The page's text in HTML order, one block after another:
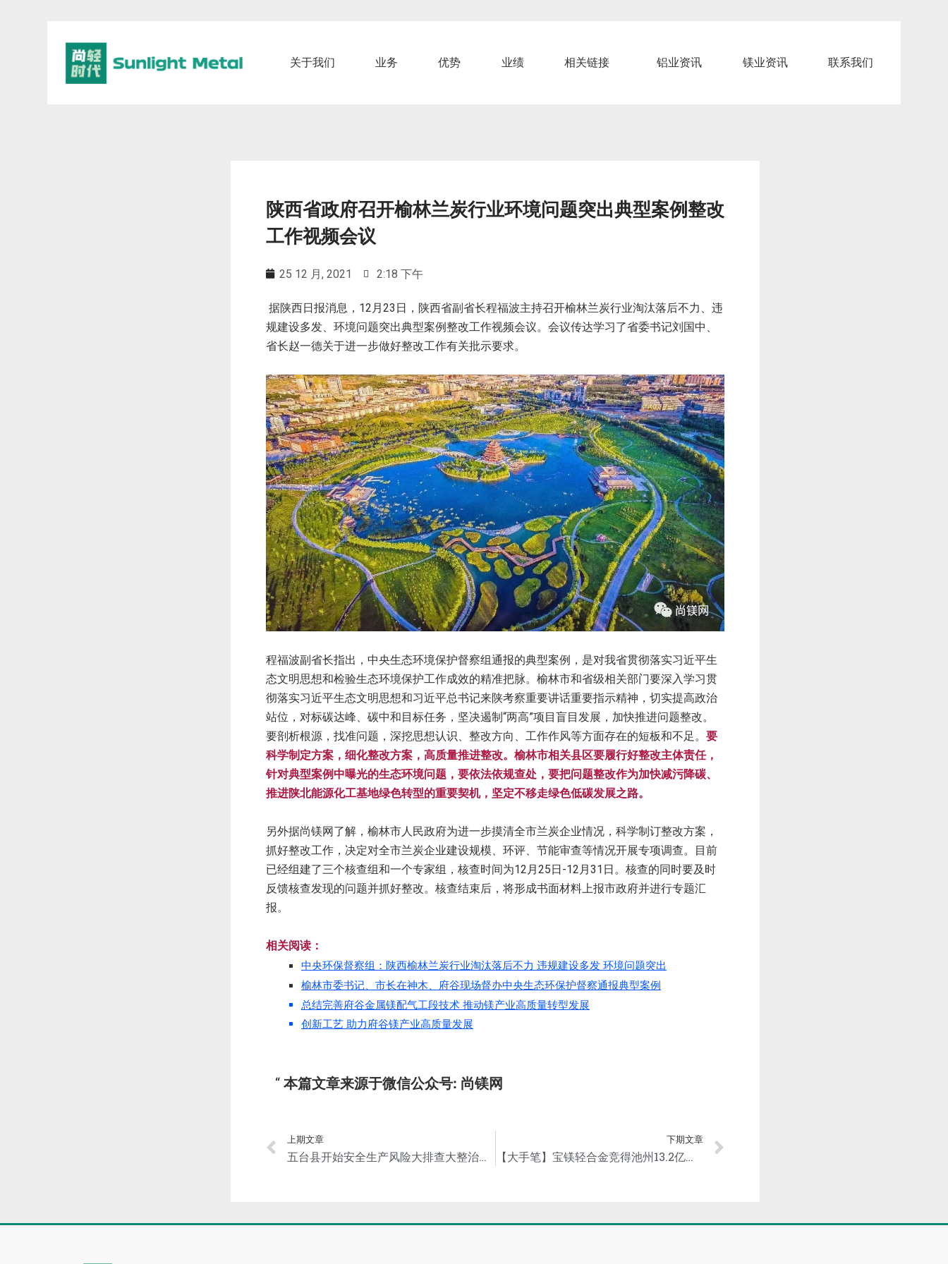
关于我们 业务 优势 业绩 相关链接 铝业资讯 镁业资讯 联系我们
陕西省政府召开榆林兰炭行业环境问题突出典型案例整改
工作视频会议
25 12 月, 2021 2:18 下午
据陕西日报消息，12月23日，陕西省副省长程福波主持召开榆林兰炭行业淘汰落后不力、违
规建设多发、环境问题突出典型案例整改工作视频会议。会议传达学习了省委书记刘国中、
省长赵一德关于进一步做好整改工作有关批示要求。
程福波副省长指出，中央生态环境保护督察组通报的典型案例，是对我省贯彻落实习近平生
态文明思想和检验生态环境保护工作成效的精准把脉。榆林市和省级相关部门要深入学习贯
彻落实习近平生态文明思想和习近平总书记来陕考察重要讲话重要指示精神，切实提高政治
站位，对标碳达峰、碳中和目标任务，坚决遏制“两高”项目盲目发展，加快推进问题整改。
要剖析根源，找准问题，深挖思想认识、整改方向、工作作风等方面存在的短板和不足。 要
科学制定方案，细化整改方案，高质量推进整改。榆林市相关县区要履行好整改主体责任，
针对典型案例中曝光的生态环境问题，要依法依规查处，要把问题整改作为加快减污降碳、
推进陕北能源化工基地绿色转型的重要契机，坚定不移走绿色低碳发展之路。
另外据尚镁网了解，榆林市人民政府为进一步摸清全市兰炭企业情况，科学制订整改方案，
抓好整改工作，决定对全市兰炭企业建设规模、环评、节能审查等情况开展专项调查。目前
已经组建了三个核查组和一个专家组，核查时间为12月25日-12月31日。核查的同时要及时
反馈核查发现的问题并抓好整改。核查结束后，将形成书面材料上报市政府并进行专题汇
报。
相关阅读：
中央环保督察组：陕西榆林兰炭行业淘汰落后不力 违规建设多发 环境问题突出
榆林市委书记、市长在神木、府谷现场督办中央生态环保护督察通报典型案例
总结完善府谷金属镁配气工段技术 推动镁产业高质量转型发展
创新工艺 助力府谷镁产业高质量发展
本篇文章来源于微信公众号: 尚镁网
上期文章
五台县开始安全生产风险大排查大整治集中行动暨严厉打击盗采矿产资源专项行动
下期文章
【大手笔】宝镁轻合金竞得池州13.2亿吨冶镁用白云岩矿采矿权！